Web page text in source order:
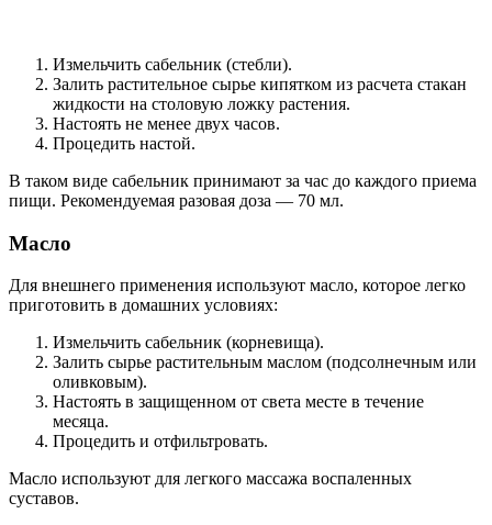
Измельчить сабельник (стебли).
Залить растительное сырье кипятком из расчета стакан
жидкости на столовую ложку растения.
Настоять не менее двух часов.
Процедить настой.
В таком виде сабельник принимают за час до каждого приема
пищи. Рекомендуемая разовая доза — 70 мл.
Масло
Для внешнего применения используют масло, которое легко
приготовить в домашних условиях:
Измельчить сабельник (корневища).
Залить сырье растительным маслом (подсолнечным или
оливковым).
Настоять в защищенном от света месте в течение
месяца.
Процедить и отфильтровать.
Масло используют для легкого массажа воспаленных
суставов.